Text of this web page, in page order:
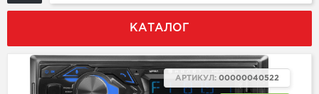
КАТАЛОГ
АРТИКУЛ: 00000040522